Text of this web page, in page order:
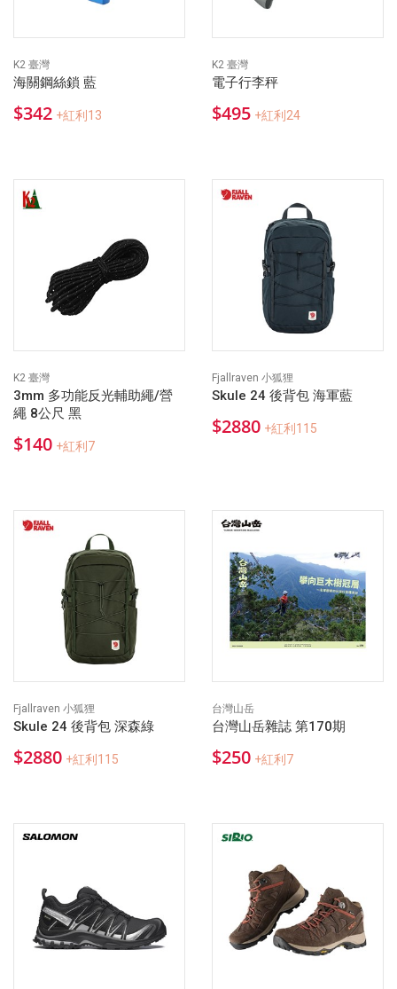
K2 臺灣
海關鋼絲鎖 藍
$342 +紅利13
K2 臺灣
電子行李秤
$495 +紅利24
K2 臺灣
3mm 多功能反光輔助繩/營
繩 8公尺 黑
$140 +紅利7
Fjallraven 小狐狸
Skule 24 後背包 海軍藍
$2880 +紅利115
Fjallraven 小狐狸
Skule 24 後背包 深森綠
$2880 +紅利115
台灣山岳
台灣山岳雜誌 第170期
$250 +紅利7